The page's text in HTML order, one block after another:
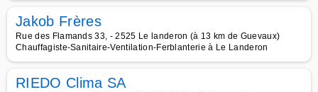
Jakob Frères
Rue des Flamands 33, - 2525 Le landeron (à 13 km de Guevaux)
Chauffagiste-Sanitaire-Ventilation-Ferblanterie à Le Landeron
RIEDO Clima SA